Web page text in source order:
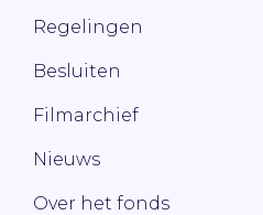
Regelingen
Besluiten
Filmarchief
Nieuws
Over het fonds